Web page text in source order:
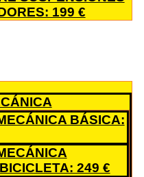
199 €
BÁSICA:
249 €